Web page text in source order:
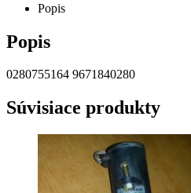
Popis
Popis
0280755164 9671840280
Súvisiace produkty